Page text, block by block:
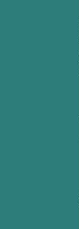
N'incluez pas
(numéro/nom de
Évitez d'inclure
marital, l'âge, la
sauf si cela est
N'utilisez pas
Exemples
Exemples clairs
Jean Dupont